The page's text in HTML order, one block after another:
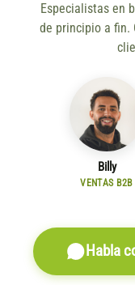
Especialistas en
de principio a fin.
Billy
VENTAS B2B
Habla